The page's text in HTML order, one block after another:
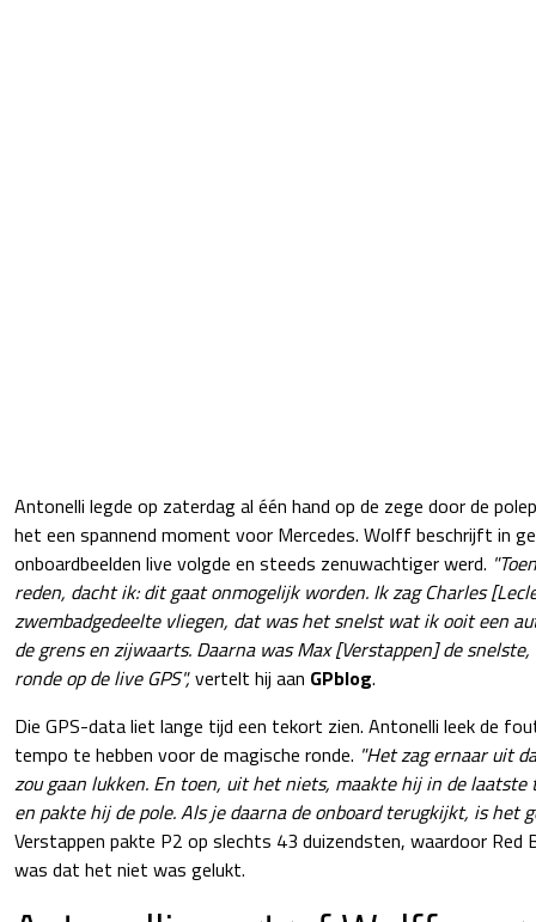
Antonelli legde op zaterdag al één hand op de zege door de
het een spannend moment voor Mercedes. Wolff beschrijft in
onboardbeelden live volgde en steeds zenuwachtiger werd.
reden, dacht ik: dit gaat onmogelijk worden. Ik zag Charles
zwembadgedeelte vliegen, dat was het snelst wat ik ooit een
de grens en zijwaarts. Daarna was Max [Verstappen] de
ronde op de live GPS",vertelt hij aan GPblog.
Die GPS-data liet lange tijd een tekort zien. Antonelli leek de
tempo te hebben voor de magische ronde. "Het zag ernaar uit
zou gaan lukken. En toen, uit het niets, maakte hij in de
en pakte hij de pole. Als je daarna de onboard terugkijkt, is het
Verstappen pakte P2 op slechts 43 duizendsten, waardoor Red
was dat het niet was gelukt.